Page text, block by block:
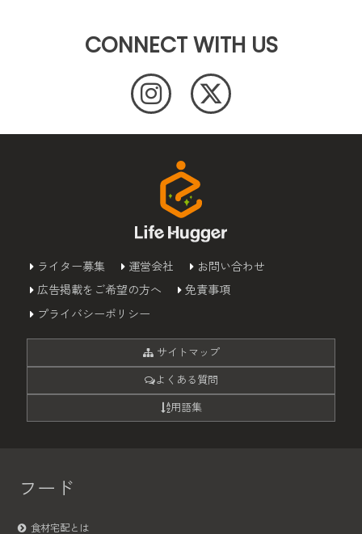
CONNECT WITH US
ライター募集 運営会社
お問い合わせ
広告掲載をご希望の方へ
免責事項
プライバシーポリシー
サイトマップ
よくある質問
用語集
フード
食材宅配とは